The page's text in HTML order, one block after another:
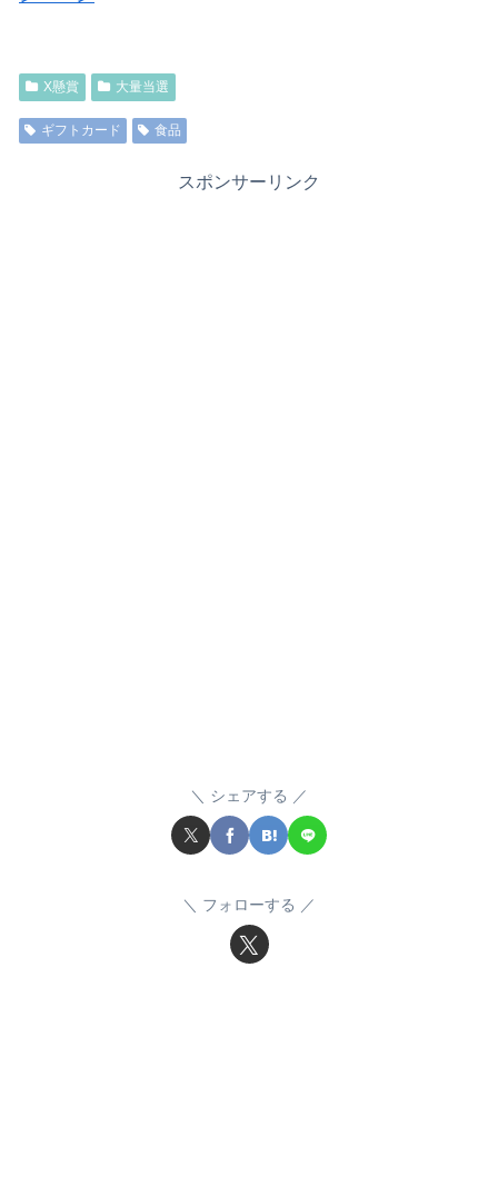
X懸賞 大量当選
ギフトカード 食品
スポンサーリンク
シェアする
フォローする